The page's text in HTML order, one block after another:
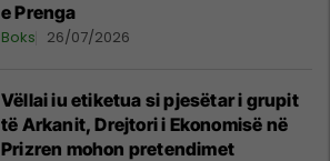
e Prenga
Boks 26/07/2026
Vëllai iu etiketua si pjesëtar i grupit
të Arkanit, Drejtori i Ekonomisë në
Prizren mohon pretendimet